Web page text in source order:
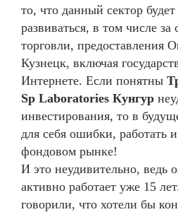
то, что данный сектор
развиваться, в том числе за
торговли, предоставления
Кузнецк, включая
Интернете. Если понятны
Sp Laboratories Кунгур
инвестирования, то в
для себя ошибки, работать
фондовом рынке!
И это неудивительно, ведь
активно работает уже 15
говорили, что хотели бы